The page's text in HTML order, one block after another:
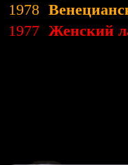
1978
1977 Женский